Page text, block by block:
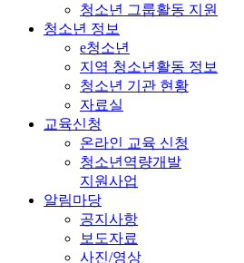
청소년 그룹활동 지원
청소년 정보
e청소년
지역 청소년활동 정보
청소년 기관 현황
자료실
교육신청
온라인 교육 신청
청소년역량개발
지원사업
알림마당
공지사항
보도자료
사진/영상